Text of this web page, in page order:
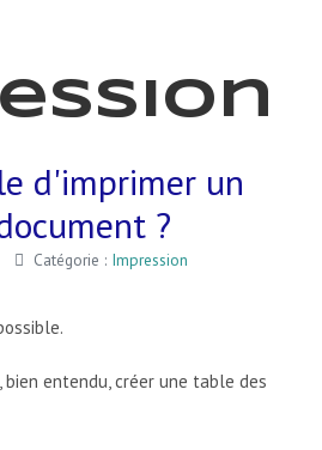
d'imprimer un
?
Catégorie : Impression
bien entendu, créer une table des